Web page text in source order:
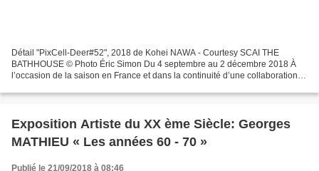
Détail "PixCell-Deer#52", 2018 de Kohei NAWA - Courtesy SCAI THE
BATHHOUSE © Photo Éric Simon Du 4 septembre au 2 décembre 2018 À
l’occasion de la saison en France et dans la continuité d’une collaboration
Exposition Artiste du XX ème Siècle: Georges
MATHIEU « Les années 60 - 70 »
Publié le 21/09/2018 à 08:46